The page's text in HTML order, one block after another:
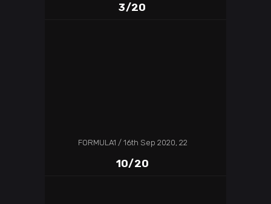
3/20
FORMULA1 16th Sep 2020, 22
10/20